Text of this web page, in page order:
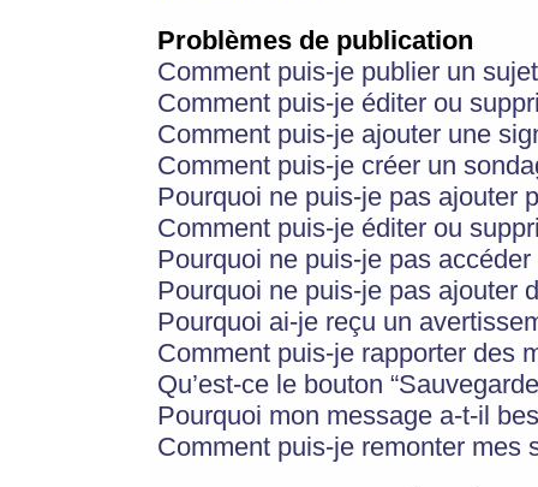
Problèmes de publication
Comment puis-je publier un
Comment puis-je éditer ou
Comment puis-je ajouter une
Comment puis-je créer un
Pourquoi ne puis-je pas ajouter
Comment puis-je éditer ou
Pourquoi ne puis-je pas
Pourquoi ne puis-je pas ajouter
Pourquoi ai-je reçu un
Comment puis-je rapporter des
Qu’est-ce le bouton
Pourquoi mon message a-t-il
Comment puis-je remonter mes